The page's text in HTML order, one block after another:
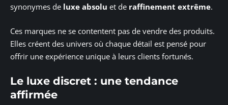
synonymes de luxe absolu et de raffinement extrême.
Ces marques ne se contentent pas de vendre des produits.
Elles créent des univers où chaque détail est pensé pour
offrir une expérience unique à leurs clients fortunés.
Le luxe discret : une tendance
affirmée